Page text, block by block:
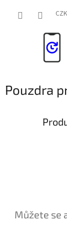
CZK
Pouzdra
Můžete se